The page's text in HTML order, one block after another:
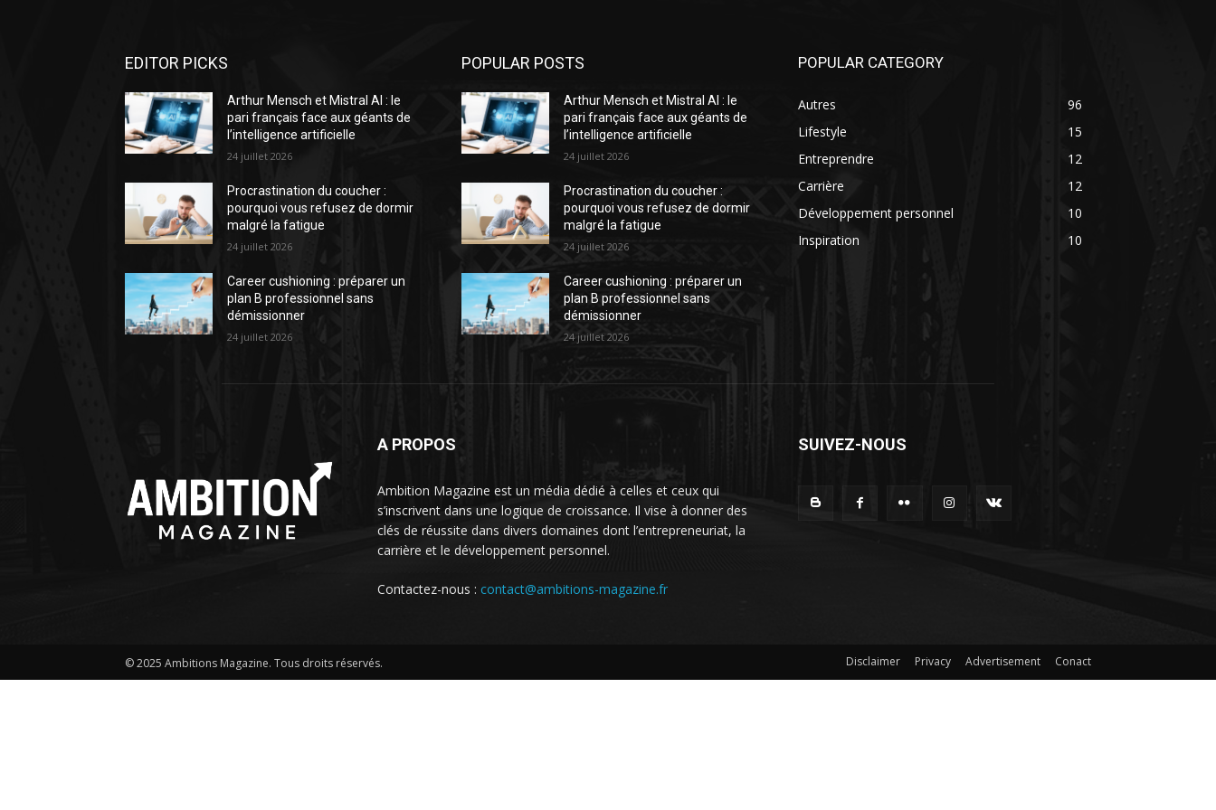
EDITOR PICKS
Arthur Mensch et Mistral AI : le
pari français face aux géants de
l’intelligence artificielle
24 juillet 2026
Procrastination du coucher :
pourquoi vous refusez de dormir
malgré la fatigue
24 juillet 2026
Career cushioning : préparer un
plan B professionnel sans
démissionner
24 juillet 2026
POPULAR POSTS
Arthur Mensch et Mistral AI : le
pari français face aux géants de
l’intelligence artificielle
24 juillet 2026
Procrastination du coucher :
pourquoi vous refusez de dormir
malgré la fatigue
24 juillet 2026
Career cushioning : préparer un
plan B professionnel sans
démissionner
24 juillet 2026
POPULAR CATEGORY
Autres
96
Lifestyle
15
Entreprendre
12
Carrière
12
Développement personnel
10
Inspiration
10
A PROPOS
Ambition Magazine est un média dédié à celles et ceux qui
s’inscrivent dans une logique de croissance. Il vise à donner des
clés de réussite dans divers domaines dont l’entrepreneuriat, la
carrière et le développement personnel.
Contactez-nous : contact@ambitions-magazine.fr
SUIVEZ-NOUS
© 2025 Ambitions Magazine. Tous droits réservés. Disclaimer Privacy Advertisement Conact